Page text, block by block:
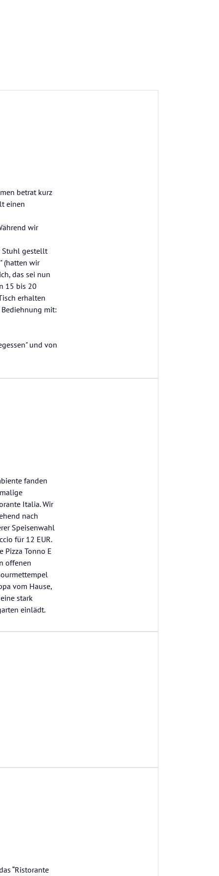
betrat kurz
einen
wir
Stuhl gestellt
(hatten wir
das sei nun
15 bis 20
erhalten
mit:
und von
fanden
Italia. Wir
nach
Speisenwahl
für 12 EUR.
Pizza Tonno E
offenen
vom Hause,
stark
einlädt.
“Ristorante